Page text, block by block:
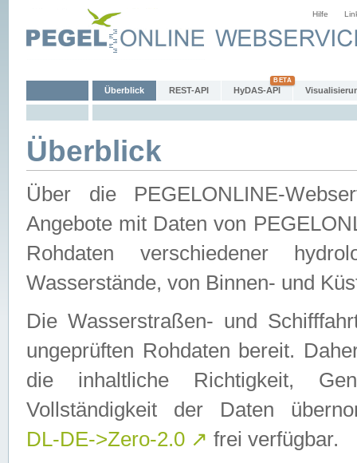
Hilfe
Überblick REST-API HyDAS-API
Überblick
Über die PEGELONLINE-
Angebote mit Daten von
Rohdaten verschiedener
Wasserstände, von Binnen- und
Die Wasserstraßen- und
ungeprüften Rohdaten bereit.
die inhaltliche Richtigkeit,
Vollständigkeit der Daten
DL-DE->Zero-2.0 ↗ frei verfügbar.